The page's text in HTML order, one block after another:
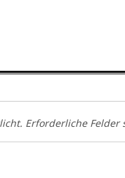
Erforderliche Felder